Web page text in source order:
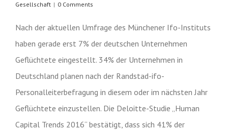
Gesellschaft | 0 Comments
Nach der aktuellen Umfrage des Münchener Ifo-Instituts
haben gerade erst 7% der deutschen Unternehmen
Geflüchtete eingestellt. 34% der Unternehmen in
Deutschland planen nach der Randstad-ifo-
Personalleiterbefragung in diesem oder im nächsten Jahr
Geflüchtete einzustellen. Die Deloitte-Studie „Human
Capital Trends 2016“ bestätigt, dass sich 41% der